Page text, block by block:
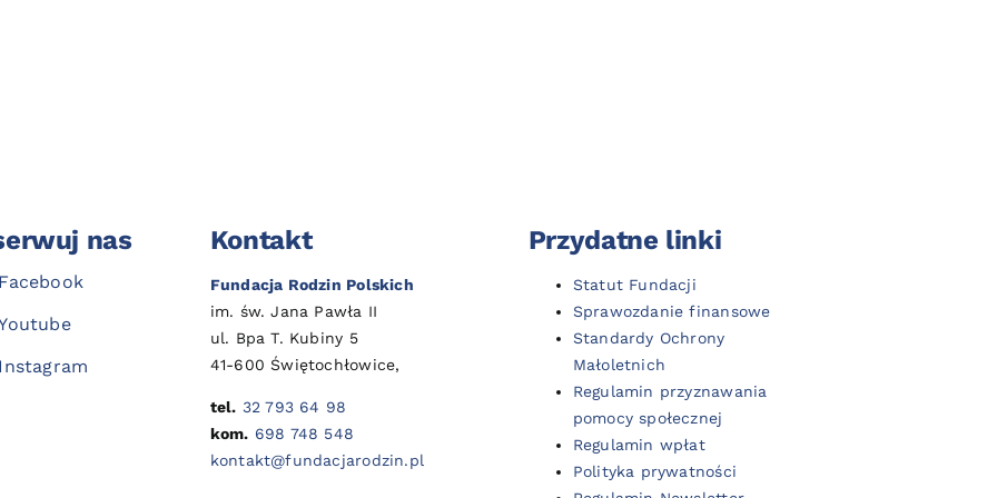
nas Kontakt
Fundacja Rodzin Polskich
im. św. Jana Pawła II
ul. Bpa T. Kubiny 5
41-600 Świętochłowice,
tel. 32 793 64 98
kom. 698 748 548
kontakt@fundacjarodzin.pl
Przydatne linki
Statut Fundacji
Sprawozdanie finansowe
Standardy Ochrony
Małoletnich
Regulamin przyznawania
pomocy społecznej
Regulamin wpłat
Polityka prywatności